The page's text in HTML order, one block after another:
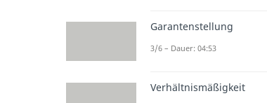
Garantenstellung
3/6 – Dauer: 04:53
Verhältnismäßigkeit